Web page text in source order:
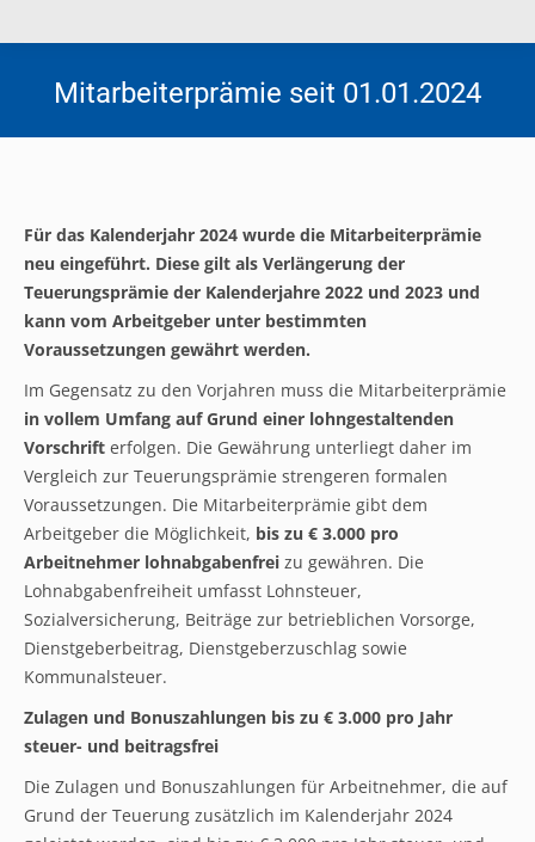
Mitarbeiterprämie seit 01.01.2024
Für das Kalenderjahr 2024 wurde die Mitarbeiterprämie
neu eingeführt. Diese gilt als Verlängerung der
Teuerungsprämie der Kalenderjahre 2022 und 2023 und
kann vom Arbeitgeber unter bestimmten
Voraussetzungen gewährt werden.
Im Gegensatz zu den Vorjahren muss die Mitarbeiterprämie
in vollem Umfang auf Grund einer lohngestaltenden
Vorschrift erfolgen. Die Gewährung unterliegt daher im
Vergleich zur Teuerungsprämie strengeren formalen
Voraussetzungen. Die Mitarbeiterprämie gibt dem
Arbeitgeber die Möglichkeit, bis zu € 3.000 pro
Arbeitnehmer lohnabgabenfrei zu gewähren. Die
Lohnabgabenfreiheit umfasst Lohnsteuer,
Sozialversicherung, Beiträge zur betrieblichen Vorsorge,
Dienstgeberbeitrag, Dienstgeberzuschlag sowie
Kommunalsteuer.
Zulagen und Bonuszahlungen bis zu € 3.000 pro Jahr
steuer- und beitragsfrei
Die Zulagen und Bonuszahlungen für Arbeitnehmer, die auf
Grund der Teuerung zusätzlich im Kalenderjahr 2024